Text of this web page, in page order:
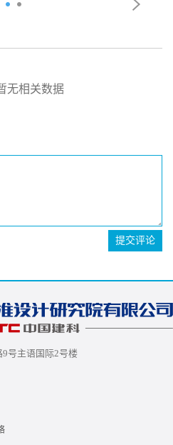
无相关数据
提交评论
号主语国际2号楼